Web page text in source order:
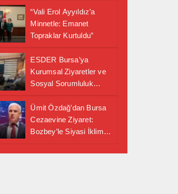
“Vali Erol Ayyıldız’a
Minnetle: Emanet
Topraklar Kurtuldu”
ESDER Bursa’ya
Kurumsal Ziyaretler ve
Sosyal Sorumluluk
Alanında Önemli İş
Birliği Adımı
Ümit Özdağ’dan Bursa
Cezaevine Ziyaret:
Bozbey’le Siyasi İklim